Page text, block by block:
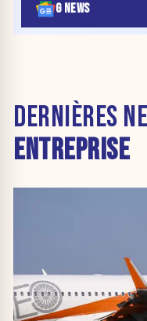
G NEWS
DERNIÈRES
ENTREPRISE